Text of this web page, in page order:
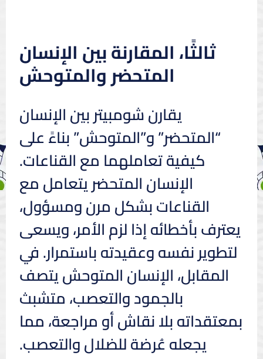
ثالثًا، المقارنة بين الإنسان
المتحضر والمتوحش
يقارن شومبيتر بين الإنسان
“المتحضر” و”المتوحش” بناءً على
كيفية تعاملهما مع القناعات.
الإنسان المتحضر يتعامل مع
القناعات بشكل مرن ومسؤول،
يعترف بأخطائه إذا لزم الأمر، ويسعى
لتطوير نفسه وعقيدته باستمرار. في
المقابل، الإنسان المتوحش يتصف
بالجمود والتعصب، متشبث
بمعتقداته بلا نقاش أو مراجعة، مما
يجعله عُرضة للضلال والتعصب.